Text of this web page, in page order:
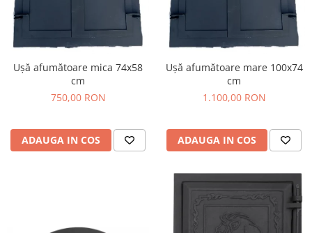
Ușă afumătoare mica 74x58
cm
750,00 RON
ADAUGA IN COS
Ușă afumătoare mare 100x74
cm
1.100,00 RON
ADAUGA IN COS